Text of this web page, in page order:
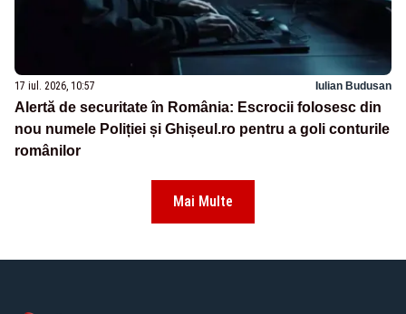
17 iul. 2026, 10:57 Iulian Budusan
Alertă de securitate în România: Escrocii folosesc din
nou numele Poliției și Ghișeul.ro pentru a goli conturile
românilor
Mai Multe